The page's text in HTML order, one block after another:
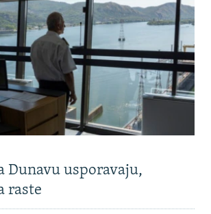
Dunavu usporavaju,
raste